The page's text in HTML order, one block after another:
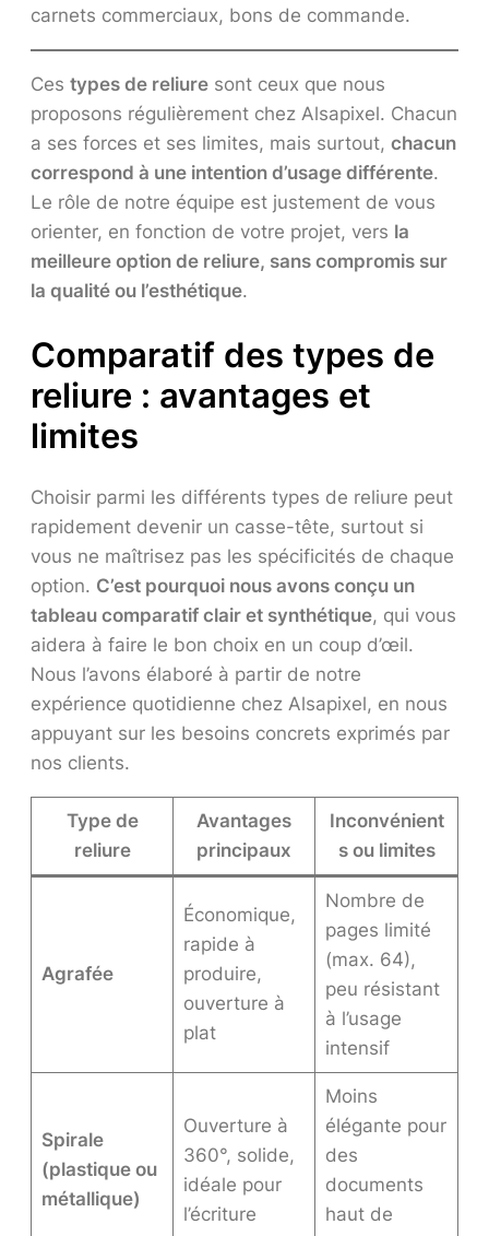
carnets commerciaux, bons de commande.
Ces types de reliure sont ceux que nous
proposons régulièrement chez Alsapixel. Chacun
a ses forces et ses limites, mais surtout, chacun
correspond à une intention d’usage différente.
Le rôle de notre équipe est justement de vous
orienter, en fonction de votre projet, vers la
meilleure option de reliure, sans compromis sur
la qualité ou l’esthétique.
Comparatif des types de
reliure : avantages et
limites
Choisir parmi les différents types de reliure peut
rapidement devenir un casse-tête, surtout si
vous ne maîtrisez pas les spécificités de chaque
option. C’est pourquoi nous avons conçu un
tableau comparatif clair et synthétique, qui vous
aidera à faire le bon choix en un coup d’œil.
Nous l’avons élaboré à partir de notre
expérience quotidienne chez Alsapixel, en nous
appuyant sur les besoins concrets exprimés par
nos clients.
Type de
reliure
Avantages
principaux
Inconvénient
s ou limites
Agrafée
Économique,
rapide à
produire,
ouverture à
plat
Nombre de
pages limité
(max. 64),
peu résistant
à l’usage
intensif
Spirale
(plastique ou
métallique)
Ouverture à
360°, solide,
idéale pour
l’écriture
Moins
élégante pour
des
documents
haut de